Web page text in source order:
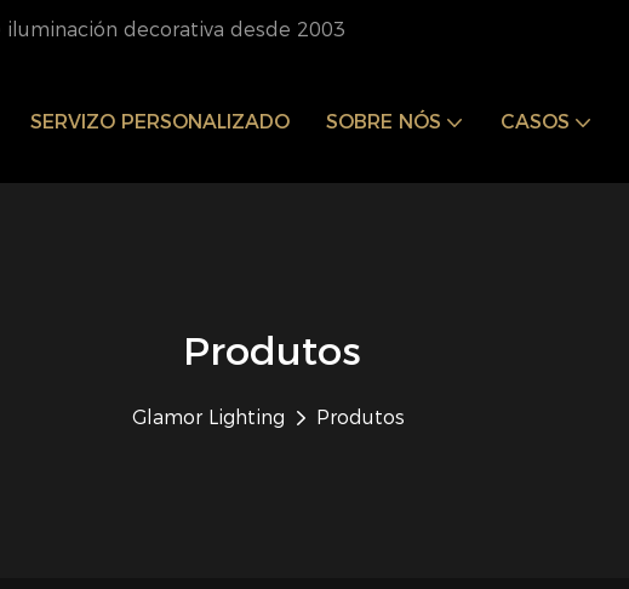
decorativa desde 2003
SERVIZO PERSONALIZADO SOBRE NÓS CASOS
Produtos
Glamor Lighting Produtos